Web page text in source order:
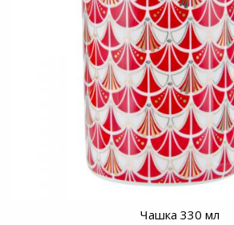
Чашка 330 мл